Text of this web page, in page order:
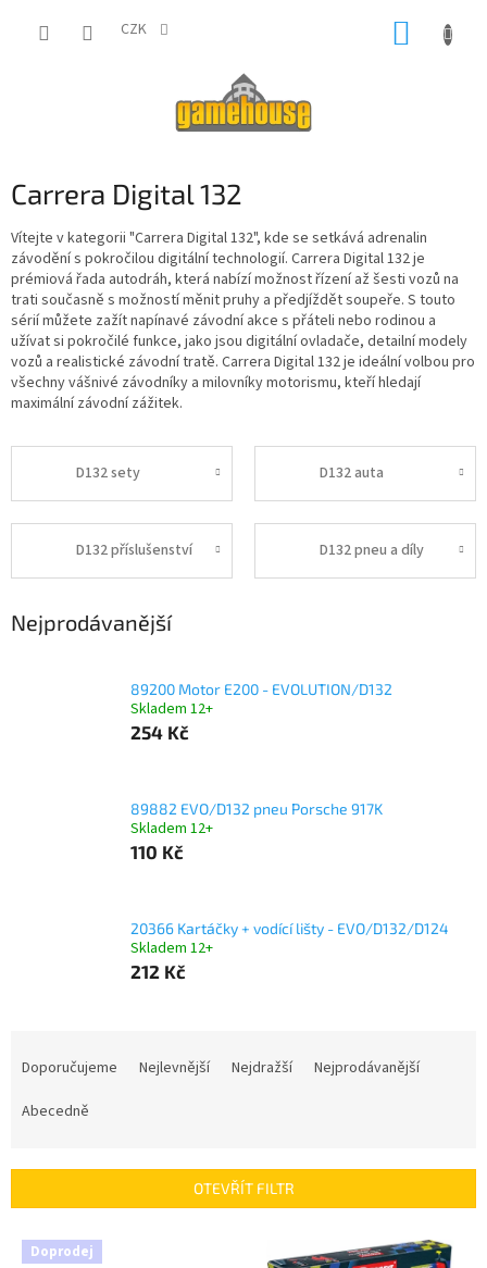
CZK
Carrera Digital 132
Vítejte v kategorii "Carrera Digital 132", kde se setkává adrenalin
závodění s pokročilou digitální technologií. Carrera Digital 132 je
prémiová řada autodráh, která nabízí možnost řízení až šesti vozů na
trati současně s možností měnit pruhy a předjíždět soupeře. S touto
sérií můžete zažít napínavé závodní akce s přáteli nebo rodinou a
užívat si pokročilé funkce, jako jsou digitální ovladače, detailní modely
vozů a realistické závodní tratě. Carrera Digital 132 je ideální volbou pro
všechny vášnivé závodníky a milovníky motorismu, kteří hledají
maximální závodní zážitek.
D132 sety D132 auta
D132 příslušenství D132 pneu a díly
Nejprodávanější
89200 Motor E200 - EVOLUTION/D132
Skladem 12+
254 Kč
89882 EVO/D132 pneu Porsche 917K
Skladem 12+
110 Kč
20366 Kartáčky + vodící lišty - EVO/D132/D124
Skladem 12+
212 Kč
r
Doporučujeme Nejlevnější Nejdražší
Nejprodávanější
Abecedně
OTEVŘÍT FILTR
V Doprodej